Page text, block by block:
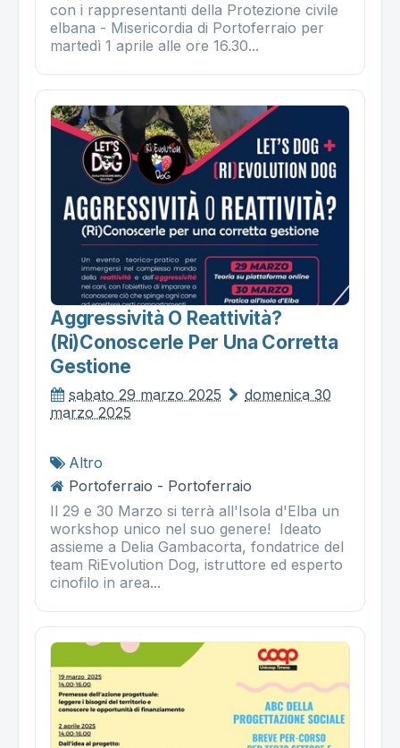
con i rappresentanti della Protezione civile
elbana - Misericordia di Portoferraio per
martedì 1 aprile alle ore 16.30...
Aggressività O Reattività?
(ri)conoscerle Per Una Corretta
Gestione
sabato 29 marzo 2025
domenica 30
marzo 2025
Altro
Portoferraio - Portoferraio
Il 29 e 30 Marzo si terrà all'Isola d'Elba un
workshop unico nel suo genere! Ideato
assieme a Delia Gambacorta, fondatrice del
team RiEvolution Dog, istruttore ed esperto
cinofilo in area...